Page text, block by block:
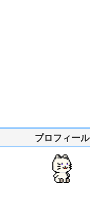
プロフィール